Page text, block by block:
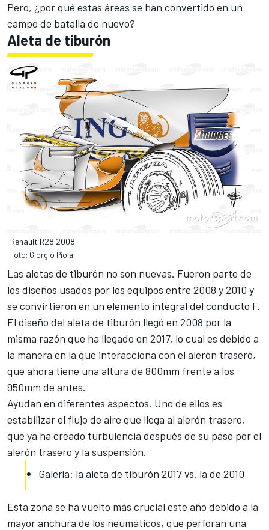
Pero, ¿por qué estas áreas se han convertido en un
campo de batalla de nuevo?
Aleta de tiburón
Renault R28 2008
Foto: Giorgio Piola
Las aletas de tiburón no son nuevas. Fueron parte de
los diseños usados por los equipos entre 2008 y 2010 y
se convirtieron en un elemento integral del conducto F.
El diseño del aleta de tiburón llegó en 2008 por la
misma razón que ha llegado en 2017, lo cual es debido a
la manera en la que interacciona con el alerón trasero,
que ahora tiene una altura de 800mm frente a los
950mm de antes.
Ayudan en diferentes aspectos. Uno de ellos es
estabilizar el flujo de aire que llega al alerón trasero,
que ya ha creado turbulencia después de su paso por el
alerón trasero y la suspensión.
Galería: la aleta de tiburón 2017 vs. la de 2010
Esta zona se ha vuelto más crucial este año debido a la
mayor anchura de los neumáticos, que perforan una